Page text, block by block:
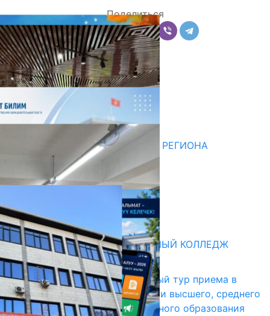
Поделиться
Комментарии
Последние новости
НЕДЕЛЯ В ОБЗОРЕ
07.08.2026
ДЛЯ МЕТОДИСТОВ ЮЖНОГО РЕГИОНА
НАЧАЛОСЬ ОБУЧЕНИЕ
05.08.2026
31.07.2026
Абитуриент
БИШКЕКСКИЙ УНИВЕРСАЛЬНЫЙ КОЛЛЕДЖ
17.07.2026
В Кыргызстане начался первый тур приема в
образовательные организации высшего, среднего
и начального профессионального образования